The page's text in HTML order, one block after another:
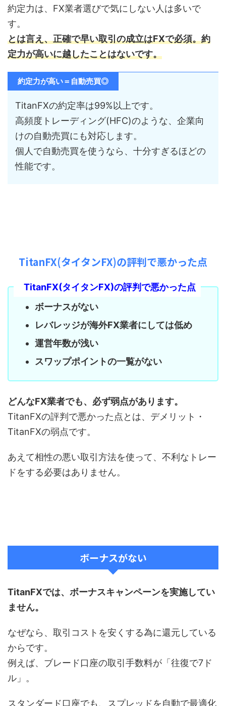
約定力は、FX業者選びで気にしない人は多いで
す。
とは言え、正確で早い取引の成立はFXで必須。約
定力が高いに越したことはないです。
約定力が高い＝自動売買◎
TitanFXの約定率は99%以上です。
高頻度トレーディング(HFC)のような、企業向
けの自動売買にも対応します。
個人で自動売買を使うなら、十分すぎるほどの
性能です。
TitanFX(タイタンFX)の評判で悪かった点
TitanFX(タイタンFX)の評判で悪かった点
ボーナスがない
レバレッジが海外FX業者にしては低め
運営年数が浅い
スワップポイントの一覧がない
どんなFX業者でも、必ず弱点があります。
TitanFXの評判で悪かった点とは、デメリット・
TitanFXの弱点です。
あえて相性の悪い取引方法を使って、不利なトレー
ドをする必要はありません。
ボーナスがない
TitanFXでは、ボーナスキャンペーンを実施してい
ません。
なぜなら、取引コストを安くする為に還元している
からです。
例えば、ブレード口座の取引手数料が「往復で7ド
ル」。
スタンダード口座でも、スプレッドを自動で最適化